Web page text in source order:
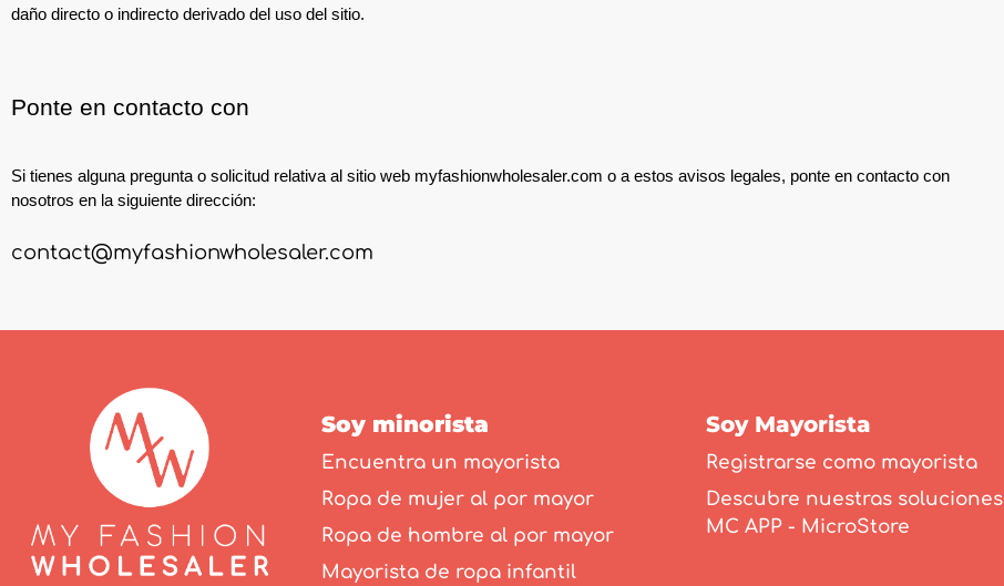
daño directo o indirecto derivado del uso del sitio.
Ponte en contacto con
Si tienes alguna pregunta o solicitud relativa al sitio web myfashionwholesaler.com o a estos avisos legales, ponte en contacto con
nosotros en la siguiente dirección:
contact@myfashionwholesaler.com
Soy minorista
Encuentra un mayorista
Ropa de mujer al por mayor
Ropa de hombre al por mayor
Mayorista de ropa infantil
Soy Mayorista
Registrarse como mayorista
Descubre nuestras soluciones
MC APP - MicroStore